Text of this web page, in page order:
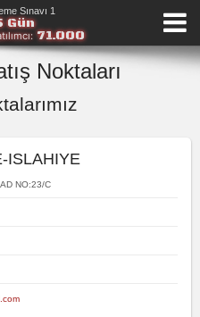
Sınavı 1
Gün
71.000
Noktaları
ISLAHIYE
NO:23/C